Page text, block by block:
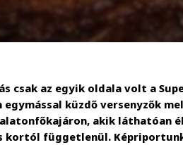
csak az egyik oldala volt a
egymással küzdő versenyzők
akik láthatóan
kortól függetlenül.